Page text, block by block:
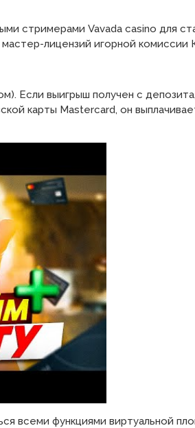
стримерами Vavada casino для
лицензий игорной комиссии
Если выигрыш получен с
карты Mastercard, он
всеми функциями виртуальной